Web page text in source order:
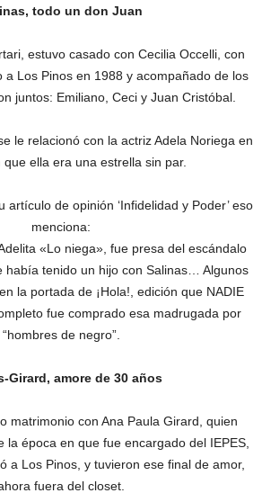
todo un don Juan
estuvo casado con Cecilia Occelli, con
a Los Pinos en 1988 y acompañado de los
juntos: Emiliano, Ceci y Juan Cristóbal.
le relacionó con la actriz Adela Noriega en
que ella era una estrella sin par.
artículo de opinión ‘Infidelidad y Poder’ eso
menciona:
«Lo niega», fue presa del escándalo
había tenido un hijo con Salinas… Algunos
la portada de ¡Hola!, edición que NADIE
fue comprado esa madrugada por
“hombres de negro”.
Girard, amore de 30 años
matrimonio con Ana Paula Girard, quien
la época en que fue encargado del IEPES,
a Los Pinos, y tuvieron ese final de amor,
fuera del closet.